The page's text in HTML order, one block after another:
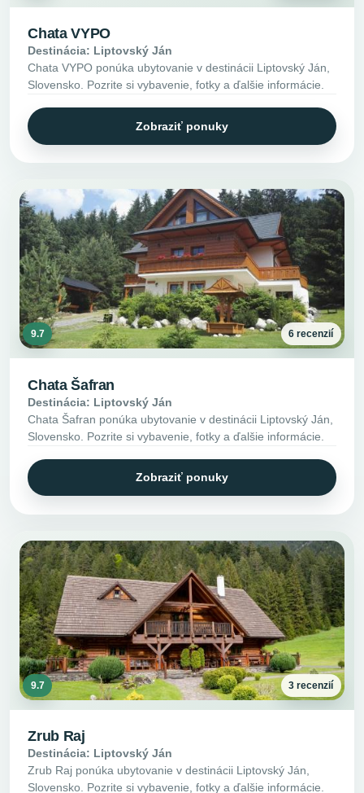
Chata VYPO
Destinácia: Liptovský Ján
Chata VYPO ponúka ubytovanie v destinácii Liptovský Ján,
Slovensko. Pozrite si vybavenie, fotky a ďalšie informácie.
Zobraziť ponuky
9.7 6 recenzií
Chata Šafran
Destinácia: Liptovský Ján
Chata Šafran ponúka ubytovanie v destinácii Liptovský Ján,
Slovensko. Pozrite si vybavenie, fotky a ďalšie informácie.
Zobraziť ponuky
9.7 3 recenzií
Zrub Raj
Destinácia: Liptovský Ján
Zrub Raj ponúka ubytovanie v destinácii Liptovský Ján,
Slovensko. Pozrite si vybavenie, fotky a ďalšie informácie.